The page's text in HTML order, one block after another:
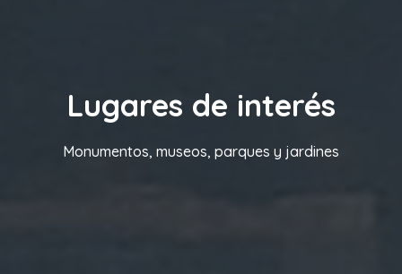
Lugares de interés
Monumentos, museos, parques y jardines